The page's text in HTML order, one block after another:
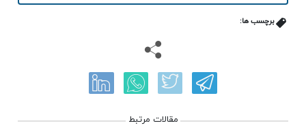
برچسب ها:
مقالات مرتبط